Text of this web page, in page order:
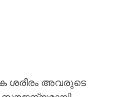
ശരീരം അവരുടെ